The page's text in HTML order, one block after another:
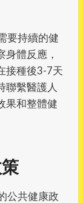
要持續的健
體反應，
接種後3-7天
聯繫醫護人
果和整體健
公共健康政